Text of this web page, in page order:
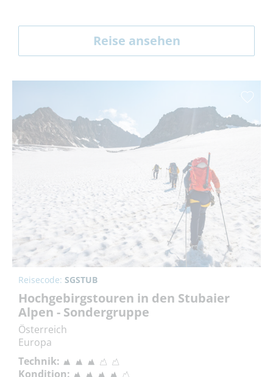
Reise ansehen
Reisecode: SGSTUB
Hochgebirgstouren in den Stubaier
Alpen - Sondergruppe
Österreich
Europa
Technik:
Kondition: